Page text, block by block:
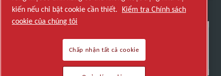
kiến nếu chỉ bật cookie cần thiết. Kiểm tra Chính sách
cookie của chúng tôi
Chấp nhận tất cả cookie